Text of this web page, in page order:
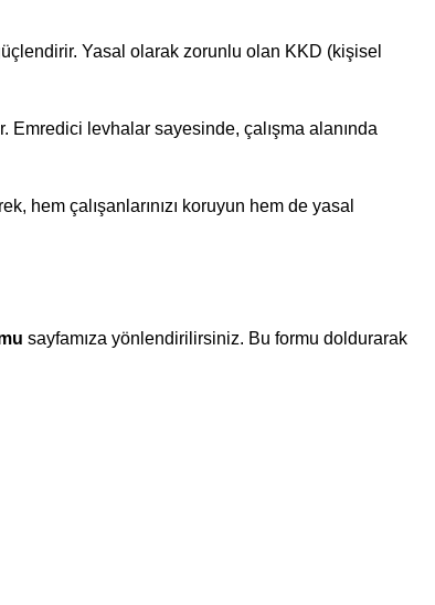
Yasal olarak zorunlu olan KKD (kişisel
Emredici levhalar sayesinde, çalışma alanında
hem çalışanlarınızı koruyun hem de yasal
sayfamıza yönlendirilirsiniz. Bu formu doldurarak